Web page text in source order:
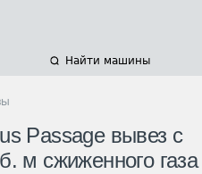
Найти машины
Passage вывез с
м сжиженного газа